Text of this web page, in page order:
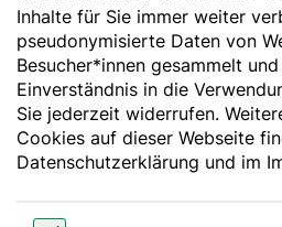
Deutsche Gesellschaft für
Godesberger Allee 136
53175 Bonn
Tel:+49 228 3776-600
Fax:+49 228 3776-800
webmaster@dge.de
Inhalte für Sie immer weiter
pseudonymisierte Daten von
Besucher*innen gesammelt
Einverständnis in die
Sie jederzeit widerrufen.
Cookies auf dieser Webseite
Datenschutzerklärung und im